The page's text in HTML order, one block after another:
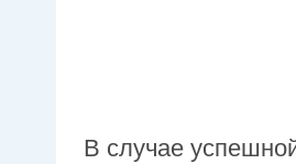
В случае